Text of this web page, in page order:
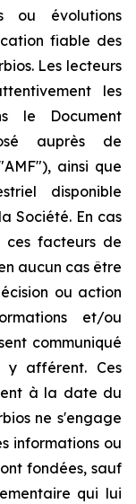
ou évolutions
fiable des
Les lecteurs
les
le Document
auprès de
ainsi que
disponible
Société. En cas
facteurs de
aucun cas être
ou action
et/ou
communiqué
afférent. Ces
à la date du
ne s'engage
informations ou
fondées, sauf
qui lui